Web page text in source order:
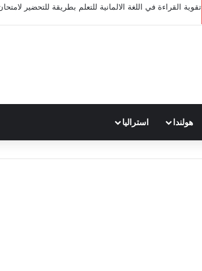
تقوية القراءة في اللغة الالمانية للتعلم بطريقة للتحضير لامتحان
هولندا استراليا